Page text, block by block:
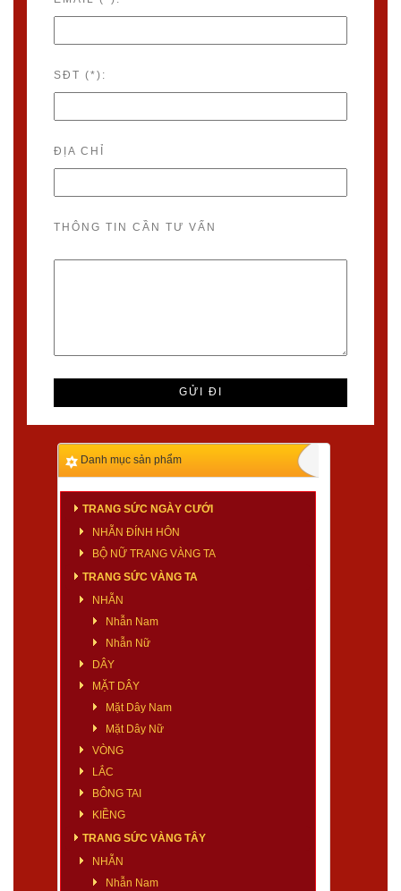
SĐT (*):
ĐỊA CHỈ
THÔNG TIN CẦN TƯ VẤN
Danh mục sản phẩm
TRANG SỨC NGÀY CƯỚI
NHẪN ĐÍNH HÔN
BỘ NỮ TRANG VÀNG TA
TRANG SỨC VÀNG TA
NHẪN
Nhẫn Nam
Nhẫn Nữ
DÂY
MẶT DÂY
Mặt Dây Nam
Mặt Dây Nữ
VÒNG
LẮC
BÔNG TAI
KIỀNG
TRANG SỨC VÀNG TÂY
NHẪN
Nhẫn Nam